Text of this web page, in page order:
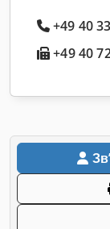
+49 40
+49 40